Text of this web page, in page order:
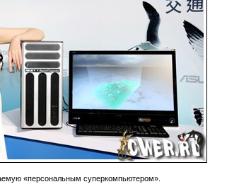
«персональным суперкомпьютером».